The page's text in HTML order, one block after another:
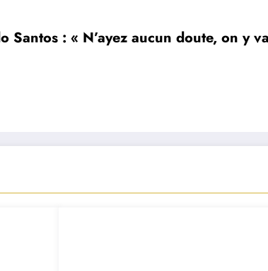
Santos : « N’ayez aucun doute, on y